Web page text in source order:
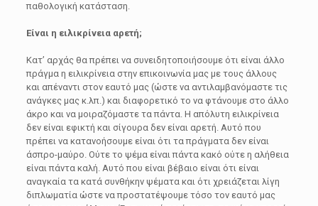
παθολογική κατάσταση.
Είναι η ειλικρίνεια αρετή;
Κατ’ αρχάς θα πρέπει να συνειδητοποιήσουμε ότι είναι άλλο
πράγμα η ειλικρίνεια στην επικοινωνία μας με τους άλλους
και απέναντι στον εαυτό μας (ώστε να αντιλαμβανόμαστε τις
ανάγκες μας κ.λπ.) και διαφορετικό το να φτάνουμε στο άλλο
άκρο και να μοιραζόμαστε τα πάντα. Η απόλυτη ειλικρίνεια
δεν είναι εφικτή και σίγουρα δεν είναι αρετή. Αυτό που
πρέπει να κατανοήσουμε είναι ότι τα πράγματα δεν είναι
άσπρο-μαύρο. Ούτε το ψέμα είναι πάντα κακό ούτε η αλήθεια
είναι πάντα καλή. Αυτό που είναι βέβαιο είναι ότι είναι
αναγκαία τα κατά συνθήκην ψέματα και ότι χρειάζεται λίγη
διπλωματία ώστε να προστατέψουμε τόσο τον εαυτό μας